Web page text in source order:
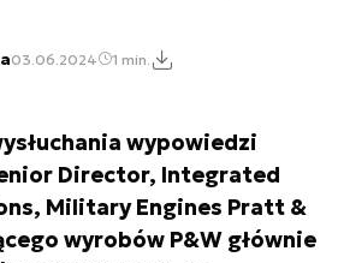
03.06.2024 1 min.
wypowiedzi
Director, Integrated
Military Engines Pratt &
wyrobów P&W głównie